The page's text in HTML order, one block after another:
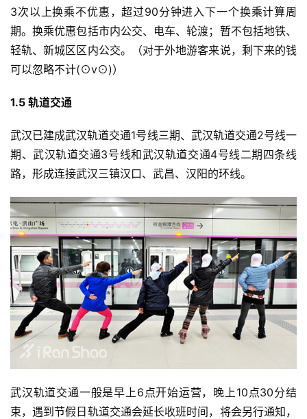
3次以上换乘不优惠，超过90分钟进入下一个换乘计算周
期。换乘优惠包括市内公交、电车、轮渡；暂不包括地铁、
轻轨、新城区区内公交。（对于外地游客来说，剩下来的钱
可以忽略不计(⊙v⊙)）
1.5 轨道交通
武汉已建成武汉轨道交通1号线三期、武汉轨道交通2号线一
期、武汉轨道交通3号线和武汉轨道交通4号线二期四条线
路，形成连接武汉三镇汉口、武昌、汉阳的环线。
武汉轨道交通一般是早上6点开始运营，晚上10点30分结
束，遇到节假日轨道交通会延长收班时间，将会另行通知，